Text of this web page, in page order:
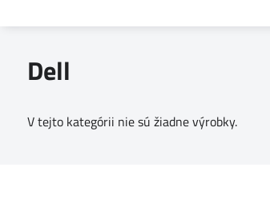
Dell
V tejto kategórii nie sú žiadne výrobky.